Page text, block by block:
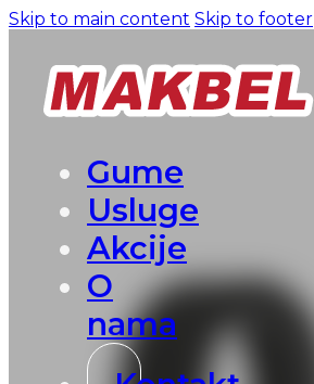
Skip to main content Skip to footer
Gume
Usluge
Akcije
O
nama